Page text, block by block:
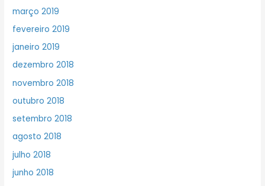
março 2019
fevereiro 2019
janeiro 2019
dezembro 2018
novembro 2018
outubro 2018
setembro 2018
agosto 2018
julho 2018
junho 2018